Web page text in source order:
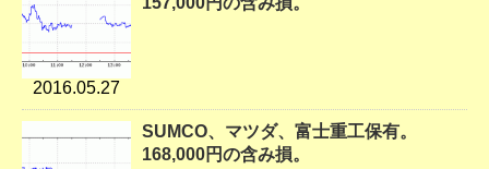
2016.05.27
SUMCO、マツダ、富士重工保有。
168,000円の含み損。